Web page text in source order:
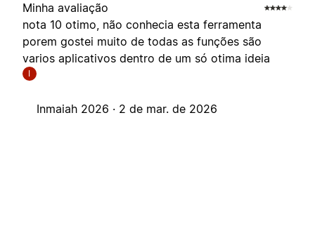
Minha avaliação
nota 10 otimo, não conhecia esta ferramenta
porem gostei muito de todas as funções são
varios aplicativos dentro de um só otima ideia
I
Inmaiah 2026 · 2 de mar. de 2026